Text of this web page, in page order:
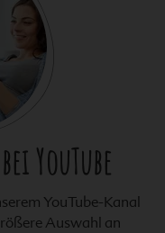
bei YouTube
YouTube-Kanal
Auswahl an